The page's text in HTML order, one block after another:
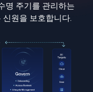
명 주기를 관리하는
원을 보호합니다.